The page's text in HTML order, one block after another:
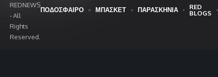
REDNEWS
- All
Rights
Reserved.
ΠΟΔΟΣΦΑΙΡΟ ΜΠΑΣΚΕΤ ΠΑΡΑΣΚΗΝΙΑ
RED
BLOGS